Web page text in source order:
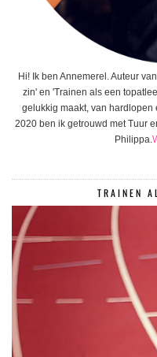
Hi! Ik ben Annemerel. Auteur
zin' en 'Trainen als een
gelukkig maakt, van hardlopen
2020 ben ik getrouwd met Tuur
Philippa.
TRAINEN